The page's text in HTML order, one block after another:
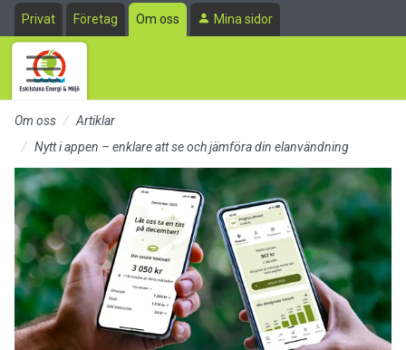
Till sidans huvudinnehåll
Privat Företag Om oss Mina sidor
Om oss
Artiklar
Nytt i appen – enklare att se och jämföra din elanvändning